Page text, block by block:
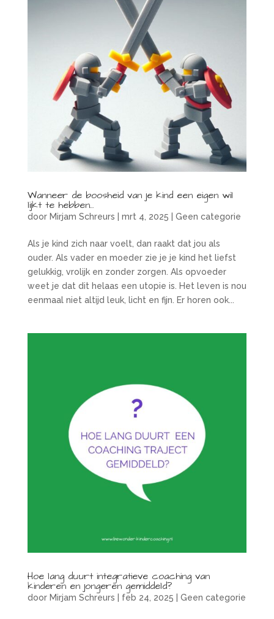
Wanneer de boosheid van je kind een eigen wil
lijkt te hebben…
door Mirjam Schreurs mrt 4, 2025 Geen categorie
Als je kind zich naar voelt, dan raakt dat jou als
ouder. Als vader en moeder zie je je kind het liefst
gelukkig, vrolijk en zonder zorgen. Als opvoeder
weet je dat dit helaas een utopie is. Het leven is nou
eenmaal niet altijd leuk, licht en fijn. Er horen ook...
Hoe lang duurt integratieve coaching van
kinderen en jongeren gemiddeld?
door Mirjam Schreurs feb 24, 2025 Geen categorie